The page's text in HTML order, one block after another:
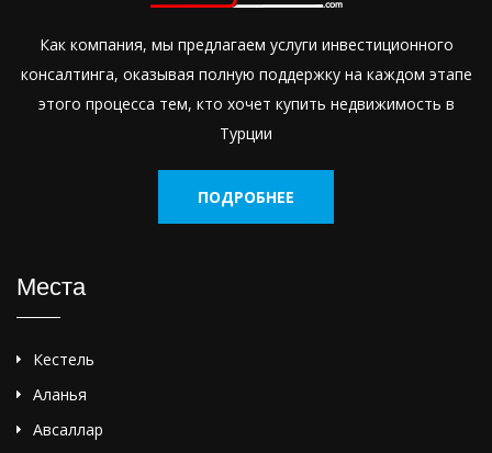
Как компания, мы предлагаем услуги инвестиционного
консалтинга, оказывая полную поддержку на каждом этапе
этого процесса тем, кто хочет купить недвижимость в
Турции
ПОДРОБНЕЕ
Места
Кестель
Аланья
Авсаллар